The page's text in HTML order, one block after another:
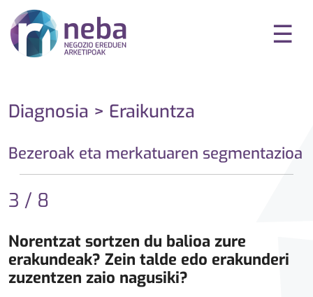
☰
Diagnosia > Eraikuntza
Bezeroak eta merkatuaren segmentazioa
3 / 8
Norentzat sortzen du balioa zure
erakundeak? Zein talde edo erakunderi
zuzentzen zaio nagusiki?